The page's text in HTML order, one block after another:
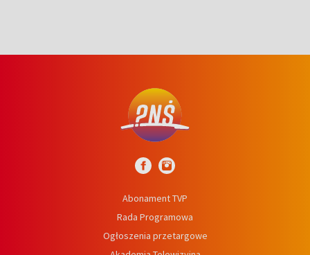
Abonament TVP
Rada Programowa
Ogłoszenia przetargowe